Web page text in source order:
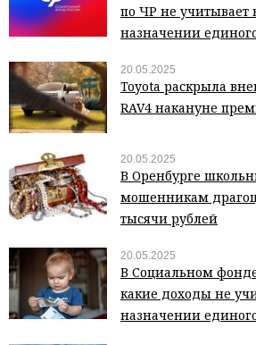
по ЧР не учитывает
назначении
20.05.2025
Toyota раскрыла
RAV4 накануне
20.05.2025
В Оренбурге
мошенникам
тысячи рублей
20.05.2025
В Социальном
какие доходы не
назначении